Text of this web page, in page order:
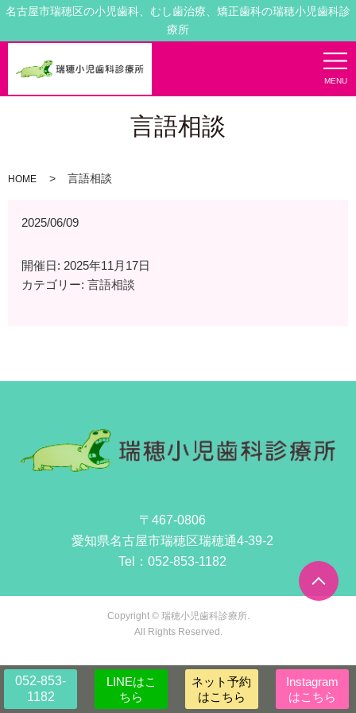
名古屋市瑞穂区の小児歯科、むし歯治療、矯正歯科の瑞穂小児歯科診
療所
MENU
言語相談
HOME 言語相談
2025/06/09
開催日: 2025年11月17日
カテゴリー:言語相談
052-853-
1182
LINEはこ
ちら
ネット予約
はこちら
Instagram
はこちら
〒467-0806
愛知県名古屋市瑞穂区瑞穂通4-39-2
Tel： 052-853-1182
Copyright © 瑞穂小児歯科診療所.
All Rights Reserved.